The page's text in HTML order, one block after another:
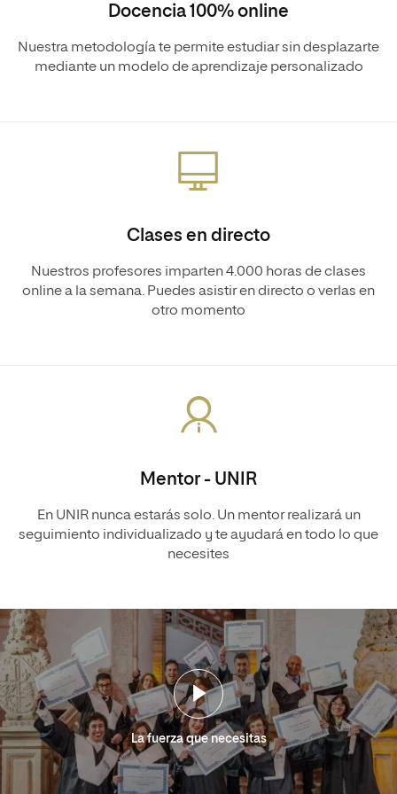
Docencia 100% online
Nuestra metodología te permite estudiar sin desplazarte
mediante un modelo de aprendizaje personalizado
Clases en directo
Nuestros profesores imparten 4.000 horas de clases
online a la semana. Puedes asistir en directo o verlas en
otro momento
Mentor - UNIR
En UNIR nunca estarás solo. Un mentor realizará un
seguimiento individualizado y te ayudará en todo lo que
necesites
La fuerza que necesitas